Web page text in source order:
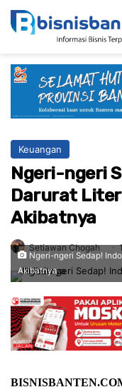
Keuangan
Ngeri-ngeri
Darurat
Akibatnya
Setiawan Chogah
Ngeri-ngeri Sedap!
Akibatnya